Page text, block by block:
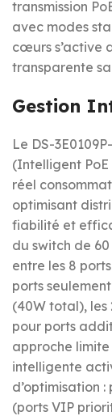
transmission
avec modes
cœurs s’active
transparente
Gestion
Le DS-
(Intelligent
réel
optimisant
fiabilité et
du switch de
entre les 8
ports
(40W total), les
pour ports
approche limite
intelligente
d’optimisation
(ports VIP